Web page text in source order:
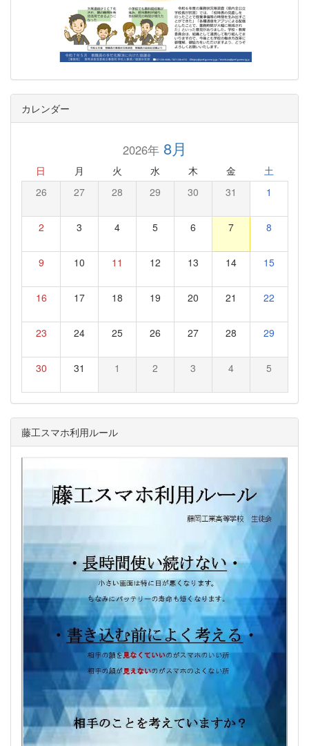
カレンダー
2026年8月
日 月 火 水 木 金 土
26 27 28 29 30 31 1
2 3 4 5 6 7 8
9 10 11 12 13 14 15
16 17 18 19 20 21 22
23 24 25 26 27 28 29
30 31 1 2 3 4 5
藤工スマホ利用ルール